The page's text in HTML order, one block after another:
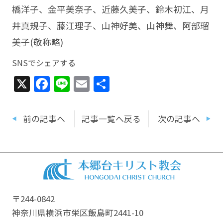
橋洋子、金平美奈子、近藤久美子、鈴木初江、月
井真規子、藤江理子、山神好美、山神舞、阿部瑠
美子(敬称略)
SNSでシェアする
X Facebook
LineEmail
共
前の記事へ 記事一覧へ戻る 次の記事へ
〒244-0842
神奈川県横浜市栄区飯島町2441-10